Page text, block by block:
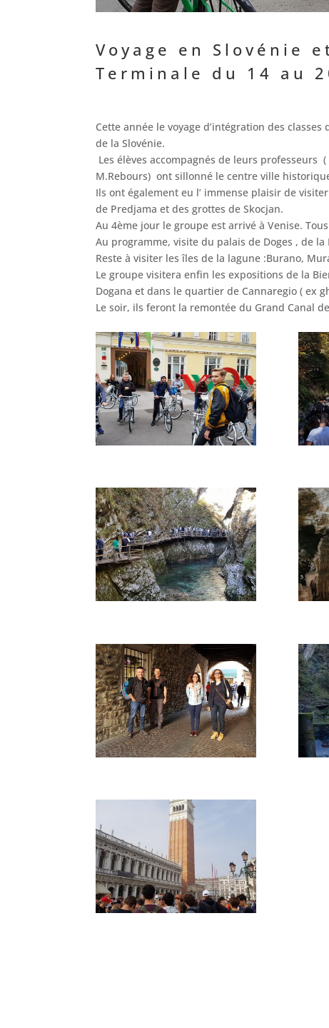
Voyage en Slovénie
Terminale du 14 au
Cette année le voyage d’intégration des
de la Slovénie.
Les élèves accompagnés de leurs professeurs
M.Rebours) ont sillonné le centre ville
Ils ont également eu l’ immense plaisir de
de Predjama et des grottes de Skocjan.
Au 4ème jour le groupe est arrivé à Venise.
Au programme, visite du palais de Doges , de
Reste à visiter les îles de la lagune :Burano,
Le groupe visitera enfin les expositions de la
Dogana et dans le quartier de Cannaregio ( ex
Le soir, ils feront la remontée du Grand Canal